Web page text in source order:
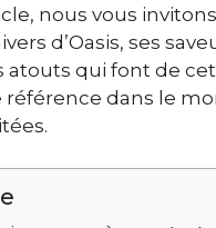
nous vous
d’Oasis, ses
atouts qui font de
dans le